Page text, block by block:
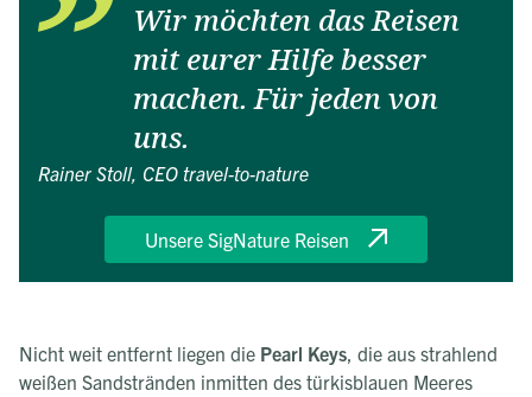
Wir möchten das Reisen
mit eurer Hilfe besser
machen. Für jeden von
uns.
Rainer Stoll, CEO travel-to-nature
Unsere SigNature Reisen
Nicht weit entfernt liegen die Pearl Keys, die aus strahlend
weißen Sandstränden inmitten des türkisblauen Meeres